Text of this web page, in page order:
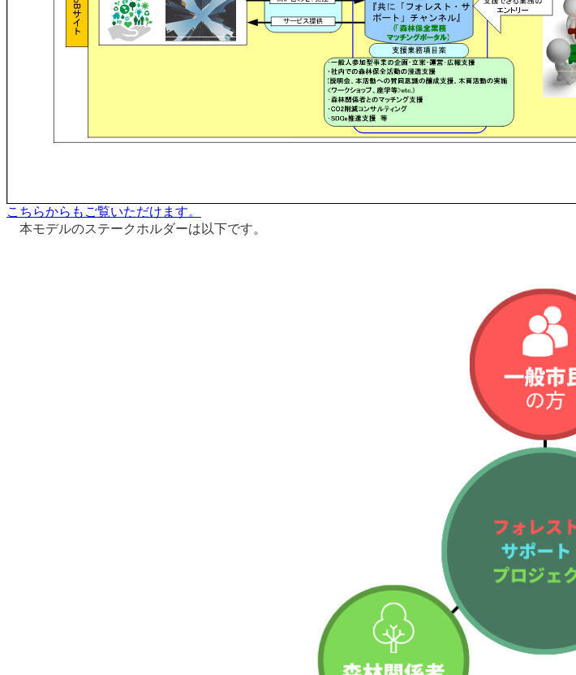
こちらからもご覧いただけます。
本モデルのステークホルダーは以下です。